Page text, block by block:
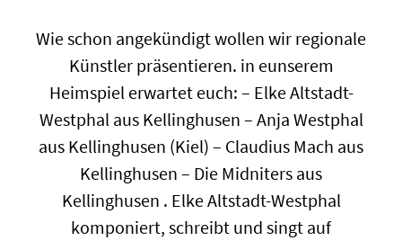
Wie schon angekündigt wollen wir regionale
Künstler präsentieren. in eunserem
Heimspiel erwartet euch: – Elke Altstadt-
Westphal aus Kellinghusen – Anja Westphal
aus Kellinghusen (Kiel) – Claudius Mach aus
Kellinghusen – Die Midniters aus
Kellinghusen . Elke Altstadt-Westphal
komponiert, schreibt und singt auf